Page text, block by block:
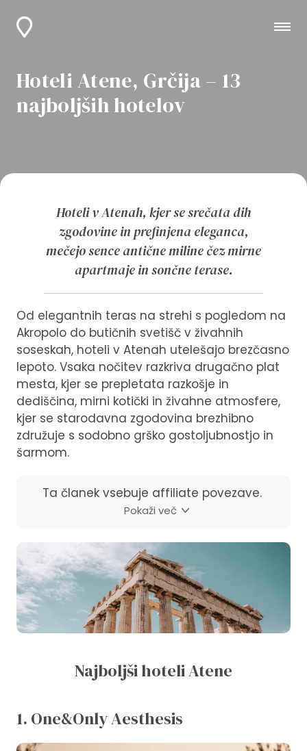
Hoteli Atene, Grčija – 13
najboljših hotelov
Hoteli v Atenah, kjer se srečata dih
zgodovine in prefinjena eleganca,
mečejo sence antične miline čez mirne
apartmaje in sončne terase.
Od elegantnih teras na strehi s pogledom na
Akropolo do butičnih svetišč v živahnih
soseskah, hoteli v Atenah utelešajo brezčasno
lepoto. Vsaka nočitev razkriva drugačno plat
mesta, kjer se prepletata razkošje in
dediščina, mirni kotički in živahne atmosfere,
kjer se starodavna zgodovina brezhibno
združuje s sodobno grško gostoljubnostjo in
šarmom.
Ta članek vsebuje affiliate povezave.
Pokaži več
Najboljši hoteli Atene
1. One&Only Aesthesis